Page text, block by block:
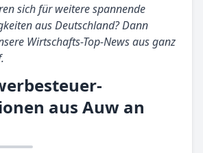
sich für weitere spannende
aus Deutschland? Dann
Wirtschafts-Top-News aus ganz
aus Auw an